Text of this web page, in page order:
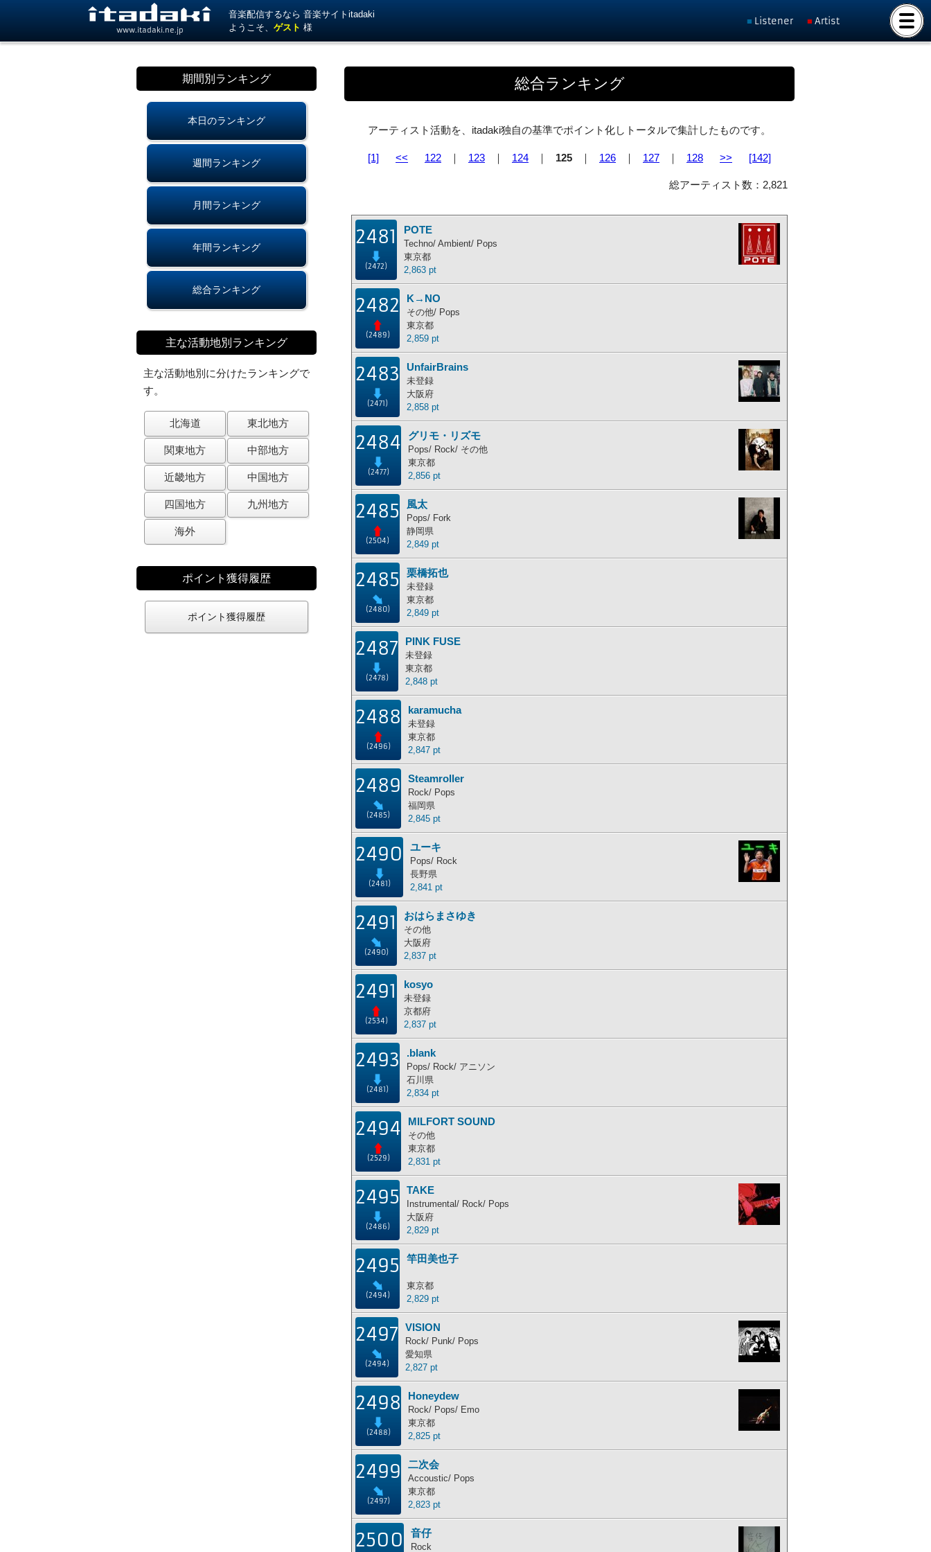
www.itadaki.ne.jp
音楽配信するなら 音楽サイトitadaki
ようこそ、ゲスト 様
Listener Artist
期間別ランキング
本日のランキング
週間ランキング
月間ランキング
年間ランキング
総合ランキング
主な活動地別ランキング
主な活動地別に分けたランキングで
す。
北海道 東北地方
関東地方 中部地方
近畿地方 中国地方
四国地方 九州地方
海外
ポイント獲得履歴
ポイント獲得履歴
総合ランキング
アーティスト活動を、itadaki独自の基準でポイント化しトータルで集計したものです。
[1] << 122 ｜ 123 ｜ 124 ｜ 125 ｜ 126 ｜ 127 ｜ 128 >> [142]
総アーティスト数：2,821
2481
(2472)
POTE
Techno/ Ambient/ Pops
東京都
2,863 pt
2482
(2489)
K→NO
その他/ Pops
東京都
2,859 pt
2483
(2471)
UnfairBrains
未登録
大阪府
2,858 pt
2484
(2477)
グリモ・リズモ
Pops/ Rock/ その他
東京都
2,856 pt
2485
(2504)
風太
Pops/ Fork
静岡県
2,849 pt
2485
(2480)
栗橋拓也
未登録
東京都
2,849 pt
2487
(2478)
PINK FUSE
未登録
東京都
2,848 pt
2488
(2496)
karamucha
未登録
東京都
2,847 pt
2489
(2485)
Steamroller
Rock/ Pops
福岡県
2,845 pt
2490
(2481)
ユーキ
Pops/ Rock
長野県
2,841 pt
2491
(2490)
おはらまさゆき
その他
大阪府
2,837 pt
2491
(2534)
kosyo
未登録
京都府
2,837 pt
2493
(2481)
.blank
Pops/ Rock/ アニソン
石川県
2,834 pt
2494
(2529)
MILFORT SOUND
その他
東京都
2,831 pt
2495
(2486)
TAKE
Instrumental/ Rock/ Pops
大阪府
2,829 pt
2495
(2494)
竿田美也子
東京都
2,829 pt
2497
(2494)
VISION
Rock/ Punk/ Pops
愛知県
2,827 pt
2498
(2488)
Honeydew
Rock/ Pops/ Emo
東京都
2,825 pt
2499
(2497)
二次会
Accoustic/ Pops
東京都
2,823 pt
2500 音仔
Rock